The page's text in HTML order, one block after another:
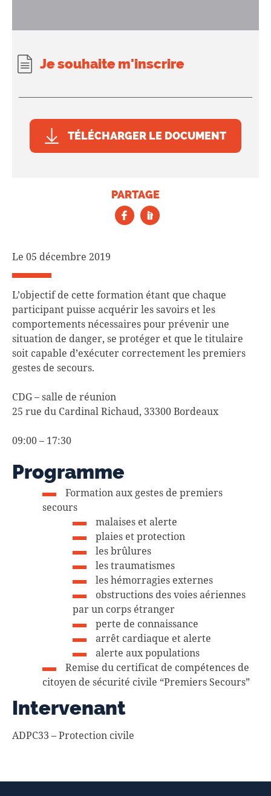
Je souhaite m'inscrire
TÉLÉCHARGER LE DOCUMENT
PARTAGE
Le 05 décembre 2019
L’objectif de cette formation étant que chaque
participant puisse acquérir les savoirs et les
comportements nécessaires pour prévenir une
situation de danger, se protéger et que le titulaire
soit capable d’exécuter correctement les premiers
gestes de secours.
CDG – salle de réunion
25 rue du Cardinal Richaud, 33300 Bordeaux
09:00 – 17:30
Programme
Formation aux gestes de premiers
secours
malaises et alerte
plaies et protection
les brûlures
les traumatismes
les hémorragies externes
obstructions des voies aériennes
par un corps étranger
perte de connaissance
arrêt cardiaque et alerte
alerte aux populations
Remise du certificat de compétences de
citoyen de sécurité civile “Premiers Secours”
Intervenant
ADPC33 – Protection civile